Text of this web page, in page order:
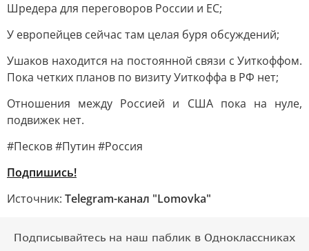
Шредера для переговоров России и ЕС;
У европейцев сейчас там целая буря обсуждений;
Ушаков находится на постоянной связи с Уиткоффом.
Пока четких планов по визиту Уиткоффа в РФ нет;
Отношения между Россией и США пока на нуле,
подвижек нет.
#Песков #Путин #Россия
Подпишись!
Источник: Telegram-канал "Lomovka"
Подписывайтесь на наш паблик в Одноклассниках